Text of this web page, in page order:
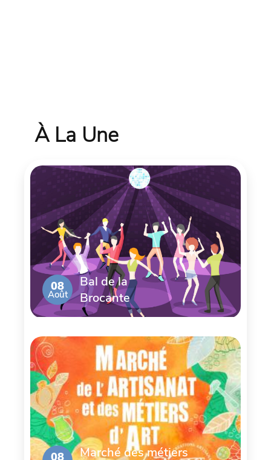
À La Une
08
Août
Bal de la
Brocante
08 Marché des métiers